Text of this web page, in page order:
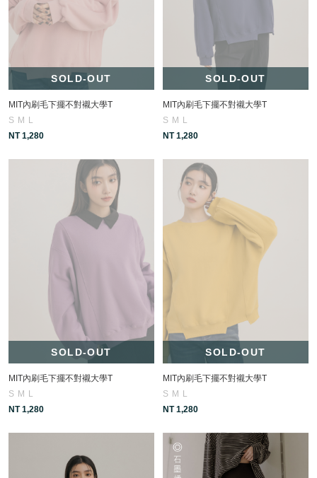
SOLD-OUT
MIT內刷毛下擺不對襯大學T
S M
L
NT 1,280
SOLD-OUT
MIT內刷毛下擺不對襯大學T
S M
L
NT 1,280
SOLD-OUT
MIT內刷毛下擺不對襯大學T
S M L
NT 1,280
SOLD-OUT
MIT內刷毛下擺不對襯大學T
S M L
NT 1,280